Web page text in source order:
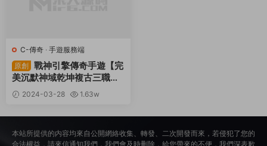
C-傳奇 · 手遊服務端
原創
戰神引擎傳奇手遊【完
美沉默神域乾坤複古三職業-
白豬3.0】Win一鍵服務端
+安卓蘋果雙端+GM授權物
2024-03-28
1.63w
本站所提供的内容均來自公開網絡收集、轉發、二次開發而來，若侵犯了您的
合法權益，請來信通知我們，我們會及時删除，給您帶來的不便，我們深表歉